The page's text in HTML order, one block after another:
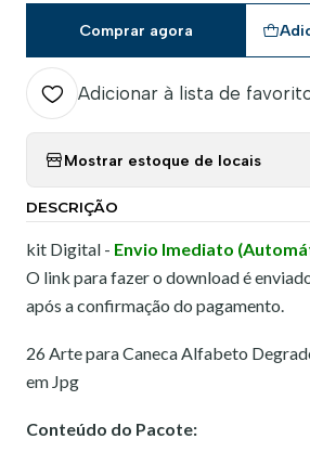
Comprar agora
Adicionar à lista de
Mostrar estoque de locais
DESCRIÇÃO
kit Digital - Envio Imediato
O link para fazer o download é
após a confirmação do pagamento.
26 Arte para Caneca Alfabeto
em Jpg
Conteúdo do Pacote: